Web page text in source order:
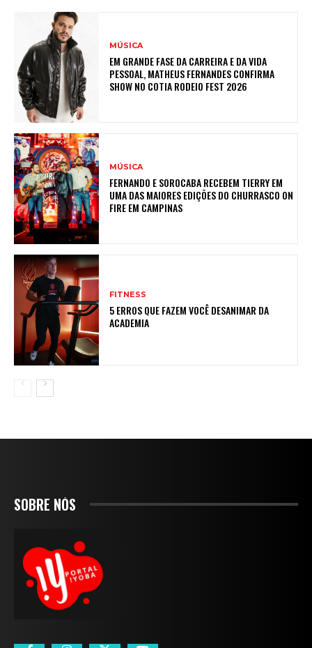
MÚSICA
EM GRANDE FASE DA CARREIRA E DA VIDA
PESSOAL, MATHEUS FERNANDES CONFIRMA
SHOW NO COTIA RODEIO FEST 2026
MÚSICA
FERNANDO E SOROCABA RECEBEM TIERRY EM
UMA DAS MAIORES EDIÇÕES DO CHURRASCO ON
FIRE EM CAMPINAS
FITNESS
5 ERROS QUE FAZEM VOCÊ DESANIMAR DA
ACADEMIA
SOBRE NÓS